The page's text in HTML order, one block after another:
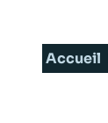
Accueil